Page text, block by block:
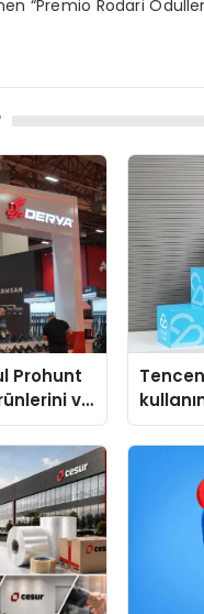
“Premio Rodari
Prohunt
ve